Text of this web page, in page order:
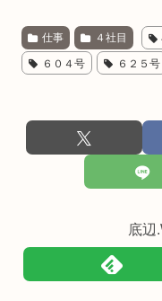
仕事 ４社目
６０４号 ６２５号
底辺